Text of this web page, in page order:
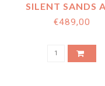
SILENT SANDS
WHITE ELLA
€489,00